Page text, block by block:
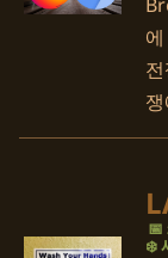
📅
❄️